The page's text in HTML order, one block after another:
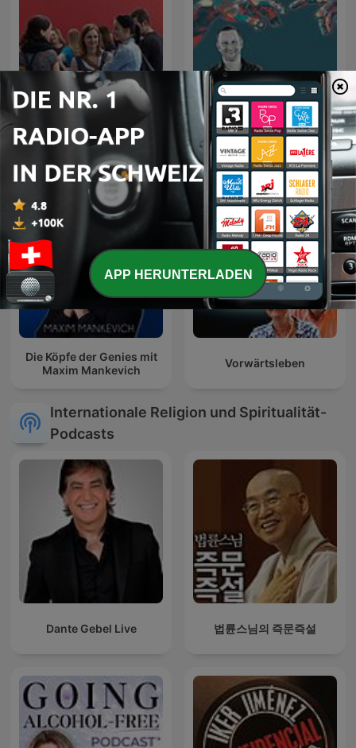
GvC Züri Oberland
Podcast
Jesus, der liebevolle
Therapeut
Die Köpfe der Genies mit
Maxim Mankevich
Vorwärtsleben
Internationale Religion und Spiritualität-
Podcasts
Dante Gebel Live 법륜스님의 즉문즉설
APP HERUNTERLADEN